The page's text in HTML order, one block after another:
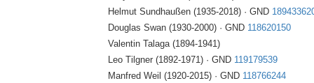
Helmut Sundhaußen (1935-2018) · GND
Douglas Swan (1930-2000) · GND 118620150
Valentin Talaga (1894-1941)
Leo Tilgner (1892-1971) · GND 119179539
Manfred Weil (1920-2015) · GND 118766244